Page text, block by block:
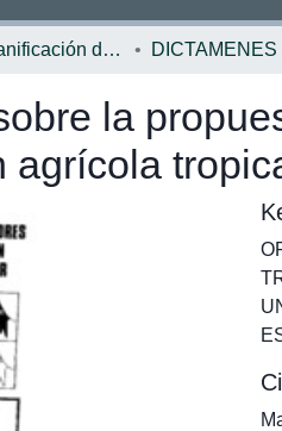
Oficina de Planificación de la Educación Superior (OPES) DICTAMENES
la
agrícola